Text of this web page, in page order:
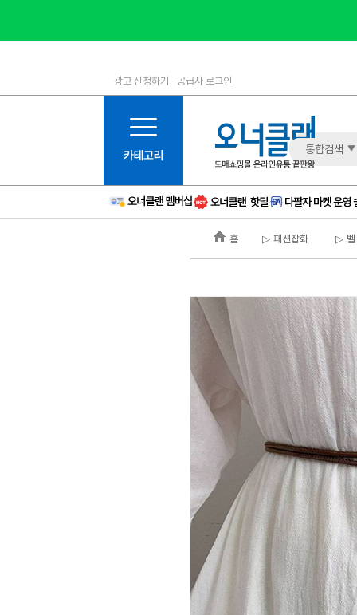
1등급
6등급
11등급
12등급
15등급
16등급
광고 신청하기 공급사 로그인
통합검색
홈 ▷ 패션잡화 ▷ 벨